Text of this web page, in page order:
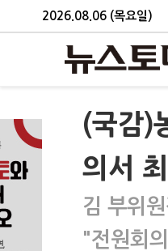
2026.08.06 (목요일)
(국감)
의서
김 부위
"전원회